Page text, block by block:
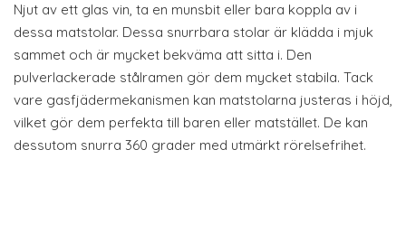
Njut av ett glas vin, ta en munsbit eller bara koppla av i
dessa matstolar. Dessa snurrbara stolar är klädda i mjuk
sammet och är mycket bekväma att sitta i. Den
pulverlackerade stålramen gör dem mycket stabila. Tack
vare gasfjädermekanismen kan matstolarna justeras i höjd,
vilket gör dem perfekta till baren eller matstället. De kan
dessutom snurra 360 grader med utmärkt rörelsefrihet.